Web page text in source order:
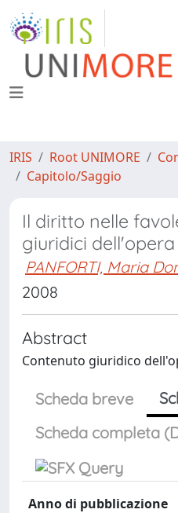
IRIS Root UNIMORE
Capitolo/Saggio
Il diritto nelle
giuridici dell'opera
PANFORTI, Maria
2008
Abstract
Contenuto giuridico
Scheda breve
Scheda completa
Anno di pubblicazione